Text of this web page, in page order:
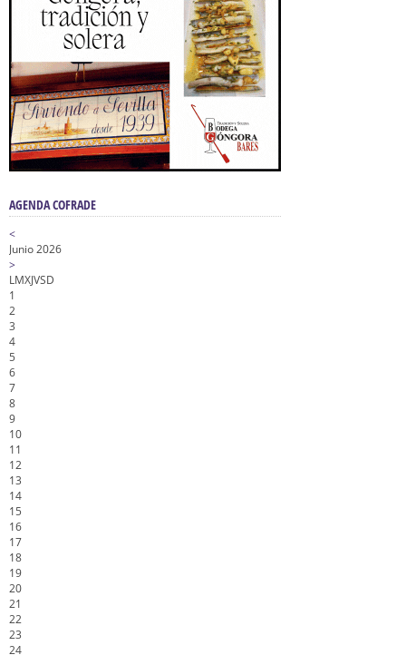
AGENDA COFRADE
<
Junio 2026
>
LMXJVSD
1
2
3
4
5
6
7
8
9
10
11
12
13
14
15
16
17
18
19
20
21
22
23
24